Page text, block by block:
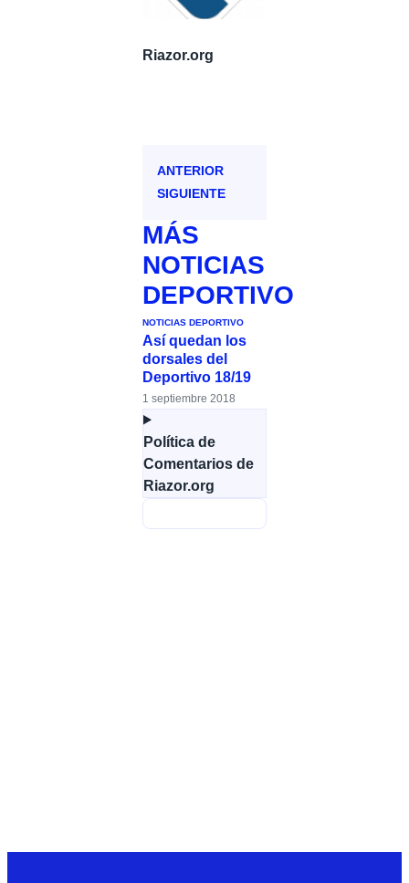
Riazor.org
ANTERIOR
SIGUIENTE
MÁS
NOTICIAS
DEPORTIVO
NOTICIAS DEPORTIVO
Así quedan los
dorsales del
Deportivo 18/19
1 septiembre 2018
Política de
Comentarios de
Riazor.org